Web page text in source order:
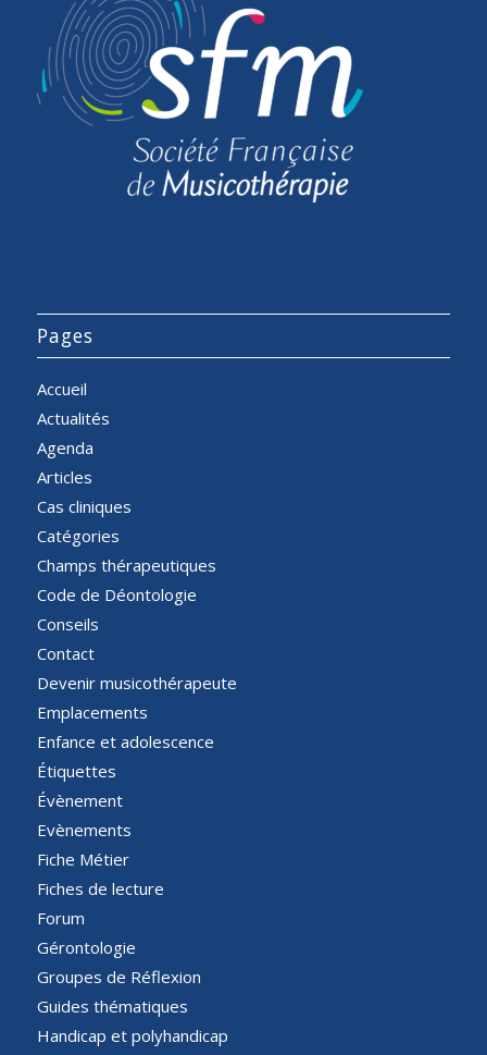
Pages
Accueil
Actualités
Agenda
Articles
Cas cliniques
Catégories
Champs thérapeutiques
Code de Déontologie
Conseils
Contact
Devenir musicothérapeute
Emplacements
Enfance et adolescence
Étiquettes
Évènement
Evènements
Fiche Métier
Fiches de lecture
Forum
Gérontologie
Groupes de Réflexion
Guides thématiques
Handicap et polyhandicap